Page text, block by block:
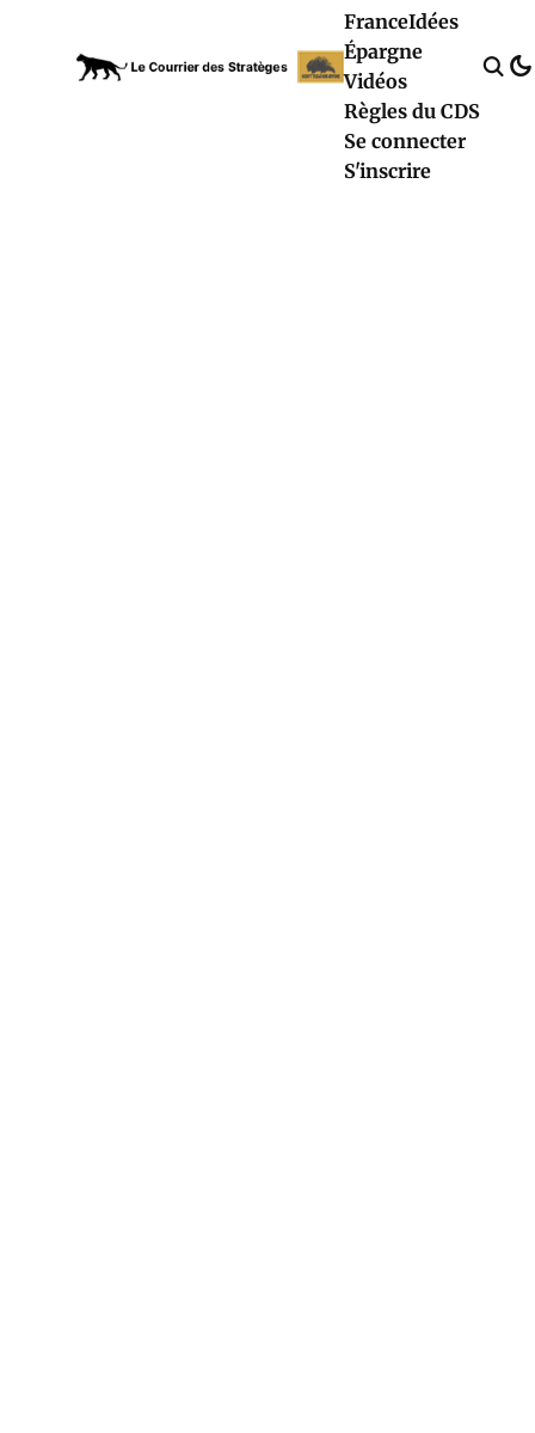
FranceIdées
Épargne
Vidéos
Règles du CDS
Se connecter
S'inscrire